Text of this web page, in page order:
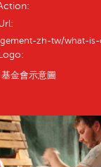
zh-tw/what-